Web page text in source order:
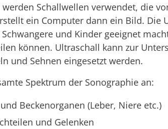
Schallwellen verwendet, die
ein Computer dann ein Bild.
und Kinder geeignet
können. Ultraschall kann zur
und Sehnen eingesetzt werden.
Spektrum der Sonographie an:
Beckenorganen (Leber, Niere etc.)
und Gelenken